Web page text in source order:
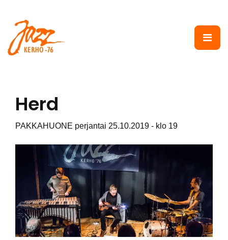
Herd
PAKKAHUONE perjantai 25.10.2019 - klo 19